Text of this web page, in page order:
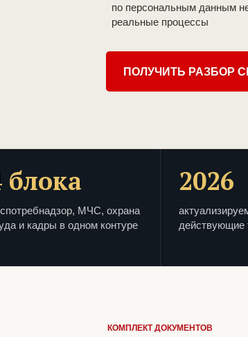
по персональным данным
реальные процессы
ПОЛУЧИТЬ РАЗБОР
блока
МЧС, охрана
и кадры в одном контуре
2026
действующие
КОМПЛЕКТ ДОКУМЕНТОВ